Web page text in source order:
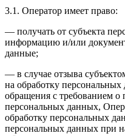
3.1. Оператор имеет право:
— получать от субъекта
информацию и/или
данные;
— в случае отзыва
на обработку
обращения с требованием о
персональных данных,
обработку персональных
персональных данных при